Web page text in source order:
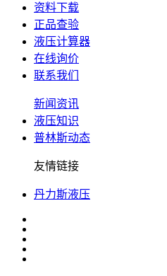
资料下载
正品查验
液压计算器
在线询价
联系我们
新闻资讯
液压知识
普林斯动态
友情链接
丹力斯液压